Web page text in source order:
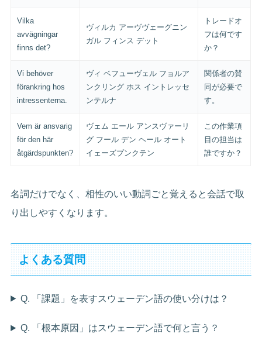
Vilka
avvägningar
finns det?
ヴィルカ アーヴヴェーグニン
ガル フィンス デット
トレードオ
フは何です
か？
Vi behöver
förankring hos
intressenterna.
ヴィ ベフューヴェル フョルア
ンクリング ホス イントレッセ
ンテルナ
関係者の賛
同が必要で
す。
Vem är ansvarig
för den här
åtgärdspunkten?
ヴェム エール アンスヴァーリ
グ フール デン ヘール オート
イェーズプンクテン
この作業項
目の担当は
誰ですか？
名詞だけでなく、相性のいい動詞ごと覚えると会話で取
り出しやすくなります。
よくある質問
Q. 「課題」を表すスウェーデン語の使い分けは？
Q. 「根本原因」はスウェーデン語で何と言う？